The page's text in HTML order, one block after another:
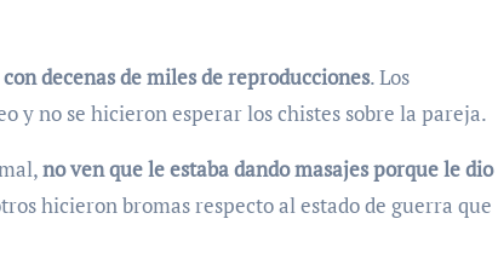
decenas de miles de reproducciones. Los
y no se hicieron esperar los chistes sobre la pareja.
no ven que le estaba dando masajes porque le dio
hicieron bromas respecto al estado de guerra que